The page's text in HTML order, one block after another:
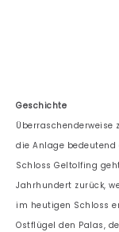
Geschichte
die Anlage
Schloss Geltolfing
Jahrhundert zurück,
im heutigen Schloss
Ostflügel den Palas,